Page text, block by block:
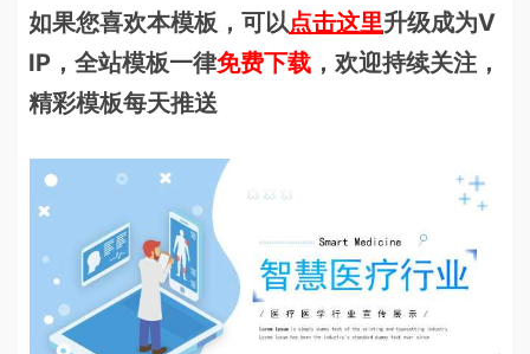
如果您喜欢本模板，可以点击这里升级成为V
IP，全站模板一律免费下载 ，欢迎持续关注，
精彩模板每天推送